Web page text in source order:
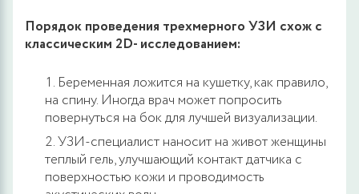
Порядок проведения трехмерного УЗИ схож с
классическим 2D- исследованием:
Беременная ложится на кушетку, как правило,
на спину. Иногда врач может попросить
повернуться на бок для лучшей визуализации.
УЗИ-специалист наносит на живот женщины
теплый гель, улучшающий контакт датчика с
поверхностью кожи и проводимость